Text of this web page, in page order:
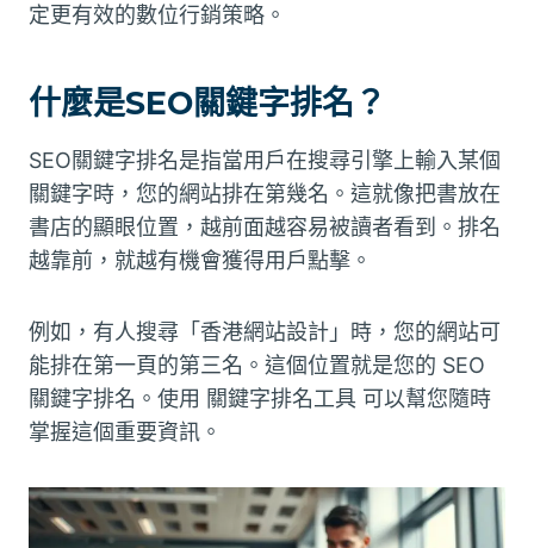
定更有效的數位行銷策略。
什麼是SEO關鍵字排名？
SEO關鍵字排名是指當用戶在搜尋引擎上輸入某個
關鍵字時，您的網站排在第幾名。這就像把書放在
書店的顯眼位置，越前面越容易被讀者看到。排名
越靠前，就越有機會獲得用戶點擊。
例如，有人搜尋「香港網站設計」時，您的網站可
能排在第一頁的第三名。這個位置就是您的 SEO
關鍵字排名。使用 關鍵字排名工具 可以幫您隨時
掌握這個重要資訊。